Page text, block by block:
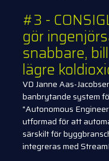
#3 -
gör
snabbare,
lägre
VD Janne Aas-
banbrytande system
"Autonomous
utformad för att
särskilt för
integreras med